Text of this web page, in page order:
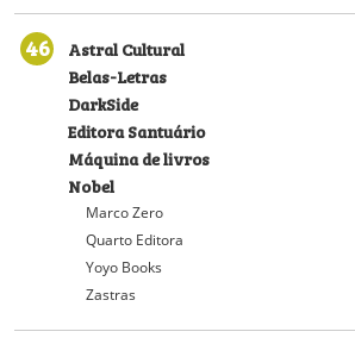
46
Astral Cultural
Belas-Letras
DarkSide
Editora Santuário
Máquina de livros
Nobel
Marco Zero
Quarto Editora
Yoyo Books
Zastras